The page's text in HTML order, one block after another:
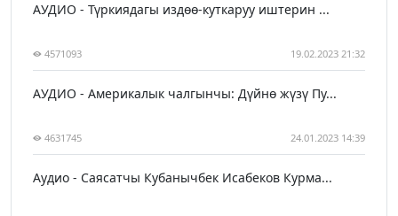
АУДИО - Түркиядагы издөө-куткаруу иштерин ...
4571093 19.02.2023 21:32
АУДИО - Америкалык чалгынчы: Дүйнө жүзү Пу...
4631745 24.01.2023 14:39
Аудио - Саясатчы Кубанычбек Исабеков Курма...